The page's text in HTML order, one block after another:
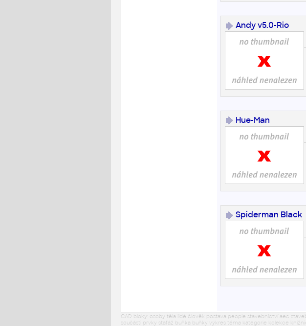
Andy v5.0-Rio
Hue-Man
Spiderman Black
CAD bloky: osoby těla lidé člověk postava people stavebnictví aec
součásti prvky stafáž buňka buňky výkres téma kategorie kolekce